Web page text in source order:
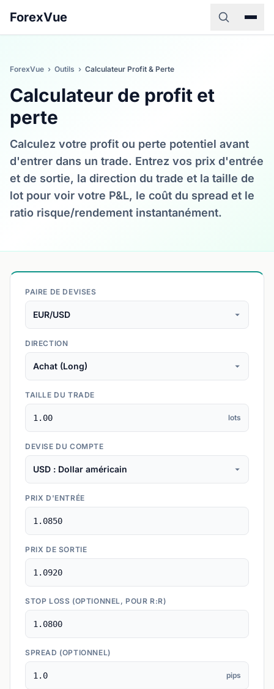
ForexVue
ForexVue › Outils › Calculateur Profit & Perte
Calculateur de profit et
perte
Calculez votre profit ou perte potentiel avant
d'entrer dans un trade. Entrez vos prix d'entrée
et de sortie, la direction du trade et la taille de
lot pour voir votre P&L, le coût du spread et le
ratio risque/rendement instantanément.
PAIRE DE DEVISES
DIRECTION
TAILLE DU TRADE
lots
DEVISE DU COMPTE
PRIX D'ENTRÉE
PRIX DE SORTIE
STOP LOSS (OPTIONNEL, POUR R:R)
SPREAD (OPTIONNEL)
pips